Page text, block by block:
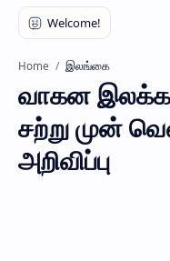
Home இலங்கை
வாகன இலக்க
சற்று முன்
அறிவிப்பு